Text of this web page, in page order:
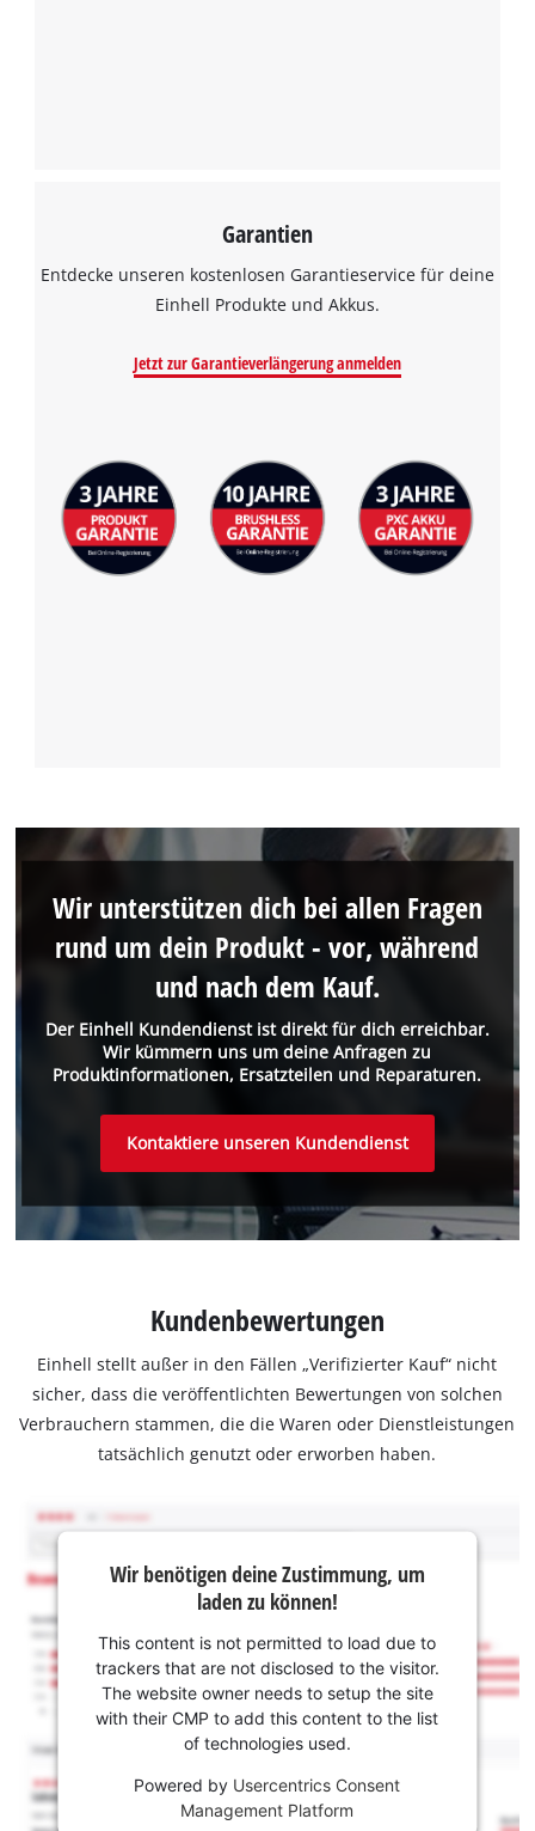
Garantien
Entdecke unseren kostenlosen Garantieservice für deine
Einhell Produkte und Akkus.
Jetzt zur Garantieverlängerung anmelden
Der Einhell Kundendienst ist direkt für dich erreichbar.
Wir kümmern uns um deine Anfragen zu
Produktinformationen, Ersatzteilen und Reparaturen.
Wir unterstützen dich bei allen Fragen
rund um dein Produkt - vor, während
und nach dem Kauf.
Kontaktiere unseren Kundendienst
Kundenbewertungen
Einhell stellt außer in den Fällen „Verifizierter Kauf“ nicht
sicher, dass die veröffentlichten Bewertungen von solchen
Verbrauchern stammen, die die Waren oder Dienstleistungen
tatsächlich genutzt oder erworben haben.
Wir benötigen deine Zustimmung, um
laden zu können!
This content is not permitted to load due to
trackers that are not disclosed to the visitor.
The website owner needs to setup the site
with their CMP to add this content to the list
of technologies used.
Powered by Usercentrics Consent
Management Platform